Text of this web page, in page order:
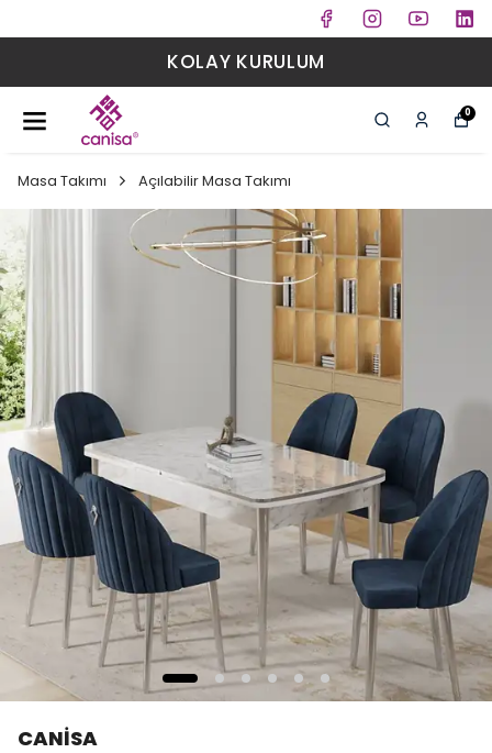
KOLAY KURULUM
0
Masa Takımı Açılabilir Masa Takımı
CANİSA